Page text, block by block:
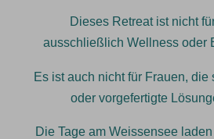
Dieses Retreat ist nicht
ausschließlich Wellness oder
Es ist auch nicht für Frauen, die
oder vorgefertigte
Die Tage am Weissensee